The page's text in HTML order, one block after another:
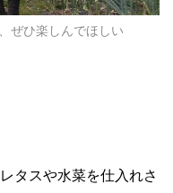
ぜひ楽しんでほしい
タスや水菜を仕入れさ